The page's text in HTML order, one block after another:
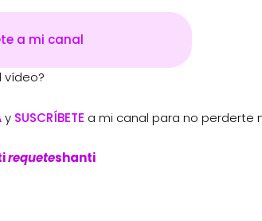
a mi canal
vídeo?
y SUSCRÍBETE a mi canal para no perderte
requeteshanti